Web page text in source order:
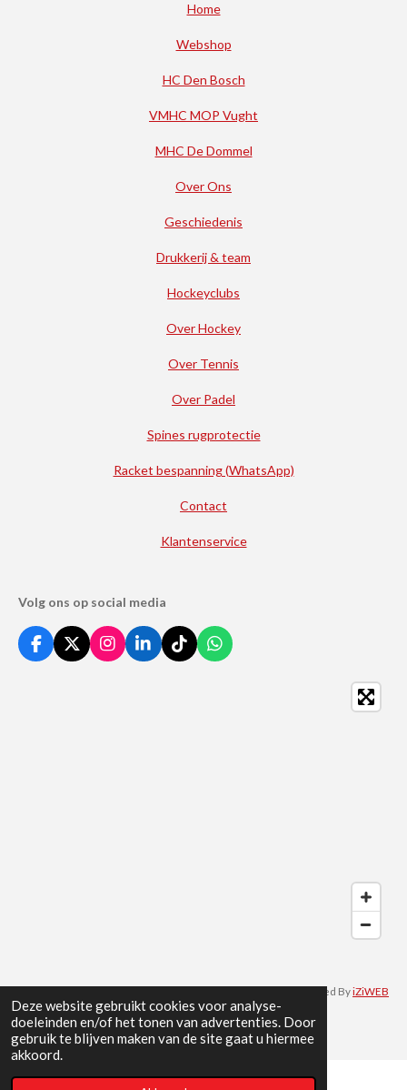
Deze website gebruikt cookies voor analyse-
doeleinden en/of het tonen van advertenties. Door
gebruik te blijven maken van de site gaat u hiermee
akkoord.
Home
Webshop
HC Den Bosch
VMHC MOP Vught
MHC De Dommel
Over Ons
Geschiedenis
Drukkerij & team
Hockeyclubs
Over Hockey
Over Tennis
Over Padel
Spines rugprotectie
Racket bespanning (WhatsApp)
Contact
Klantenservice
Volg ons op social media
F
a
X
I
n
L
i
T
i
W
h
Developed ByiZiWEB
© 2022 - 2026 Teun van Pelt sport